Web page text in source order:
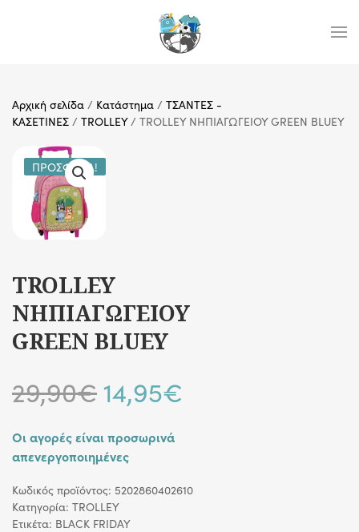
Αρχική σελίδα / Κατάστημα / ΤΣΑΝΤΕΣ -
ΚΑΣΕΤΙΝΕΣ / TROLLEY/ TROLLEY ΝΗΠΙΑΓΩΓΕΙΟΥ GREEN BLUEY
ΠΡΟΣΦΟΡΆ!
TROLLEY
ΝΗΠΙΑΓΩΓΕΙΟΥ
GREEN BLUEY
29,90€ Original
price
was:
29,90€.
14,95€
είναι:
Οι αγορές είναι προσωρινά
απενεργοποιημένες
Κωδικός προϊόντος: 5202860402610
Κατηγορία: TROLLEY
Ετικέτα: BLACK FRIDAY